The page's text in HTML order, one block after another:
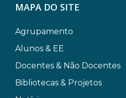
MAPA DO SITE
Agrupamento
Alunos & EE
Docentes & Não Docentes
Bibliotecas & Projetos